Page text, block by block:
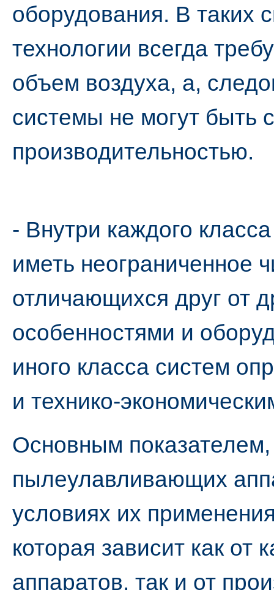
оборудования. В таких
технологии всегда
объем воздуха, а,
системы не могут быть
производительностью.
- Внутри каждого
иметь неограниченное
отличающихся друг от
особенностями и
иного класса систем
и технико-
Основным
пылеулавливающих
условиях их
которая зависит как
аппаратов, так и от